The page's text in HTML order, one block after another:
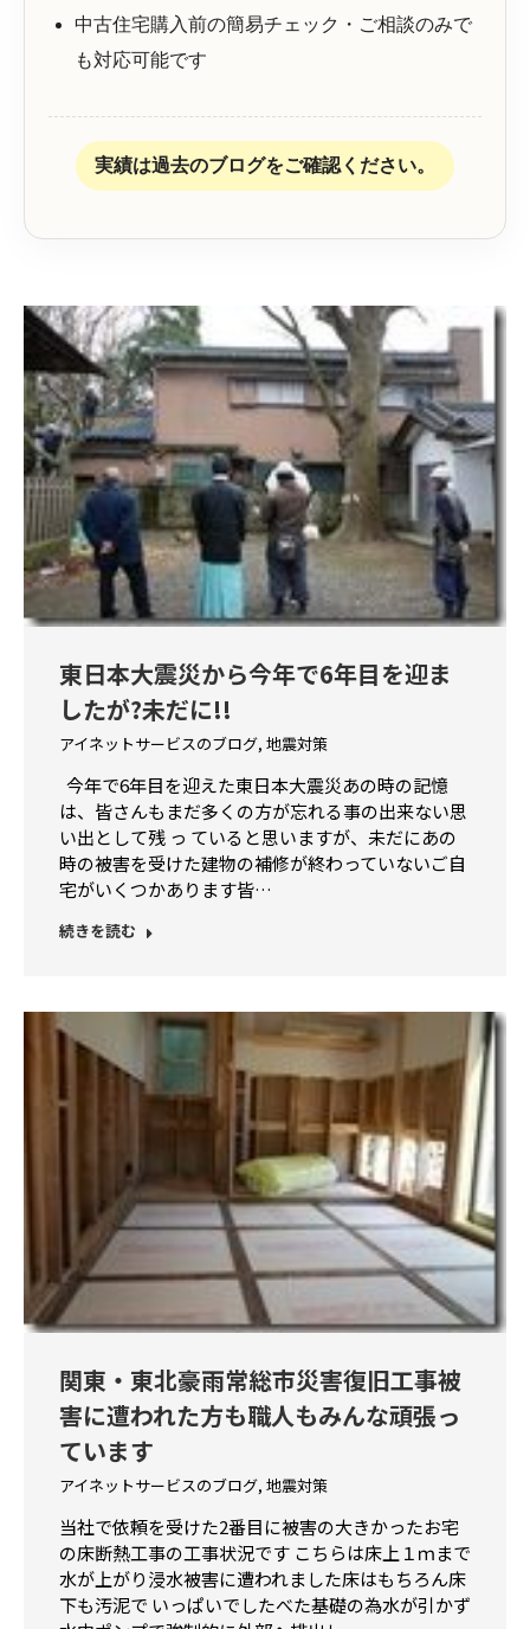
中古住宅購入前の簡易チェック・ご相談のみで
も対応可能です
実績は過去のブログをご確認ください。
東日本大震災から今年で6年目を迎ま
したが?未だに!!
アイネットサービスのブログ, 地震対策
今年で6年目を迎えた東日本大震災あの時の記憶
は、皆さんもまだ多くの方が忘れる事の出来ない思
い出として残 っ ていると思いますが、未だにあの
時の被害を受けた建物の補修が終わっていないご自
宅がいくつかあります皆…
続きを読む
関東・東北豪雨常総市災害復旧工事被
害に遭われた方も職人もみんな頑張っ
ています
アイネットサービスのブログ, 地震対策
当社で依頼を受けた2番目に被害の大きかったお宅
の床断熱工事の工事状況です こちらは床上１ｍまで
水が上がり浸水被害に遭われました床はもちろん床
下も汚泥で いっぱいでしたべた基礎の為水が引かず